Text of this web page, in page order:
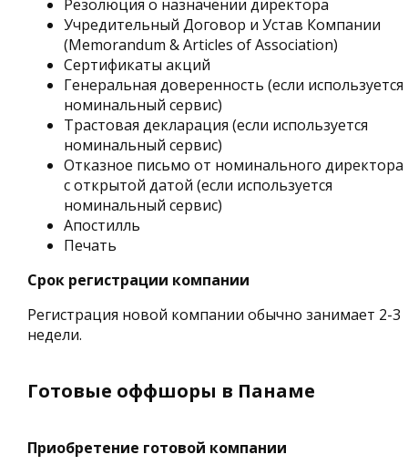
Резолюция о назначении директора
Учредительный Договор и Устав Компании
(Memorandum & Articles of Association)
Сертификаты акций
Генеральная доверенность (если используется
номинальный сервис)
Трастовая декларация (если используется
номинальный сервис)
Отказное письмо от номинального директора
с открытой датой (если используется
номинальный сервис)
Апостилль
Печать
Срок регистрации компании
Регистрация новой компании обычно занимает 2-3
недели.
Готовые оффшоры в Панаме
Приобретение готовой компании